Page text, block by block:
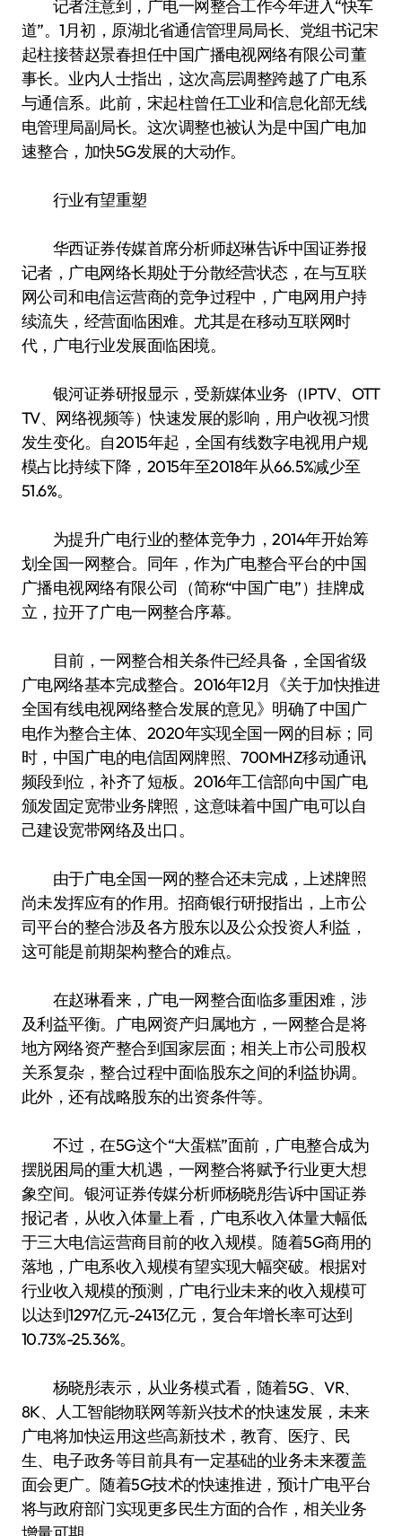
记者注意到，广电一网整合工作今年进入“快车
道”。1月初，原湖北省通信管理局局长、党组书记宋
起柱接替赵景春担任中国广播电视网络有限公司董
事长。业内人士指出，这次高层调整跨越了广电系
与通信系。此前，宋起柱曾任工业和信息化部无线
电管理局副局长。这次调整也被认为是中国广电加
速整合，加快5G发展的大动作。
行业有望重塑
华西证券传媒首席分析师赵琳告诉中国证券报
记者，广电网络长期处于分散经营状态，在与互联
网公司和电信运营商的竞争过程中，广电网用户持
续流失，经营面临困难。尤其是在移动互联网时
代，广电行业发展面临困境。
银河证券研报显示，受新媒体业务（IPTV、OTT
TV、网络视频等）快速发展的影响，用户收视习惯
发生变化。自2015年起，全国有线数字电视用户规
模占比持续下降，2015年至2018年从66.5%减少至
51.6%。
为提升广电行业的整体竞争力，2014年开始筹
划全国一网整合。同年，作为广电整合平台的中国
广播电视网络有限公司（简称“中国广电”）挂牌成
立，拉开了广电一网整合序幕。
目前，一网整合相关条件已经具备，全国省级
广电网络基本完成整合。2016年12月《关于加快推进
全国有线电视网络整合发展的意见》明确了中国广
电作为整合主体、2020年实现全国一网的目标；同
时，中国广电的电信固网牌照、700MHZ移动通讯
频段到位，补齐了短板。2016年工信部向中国广电
颁发固定宽带业务牌照，这意味着中国广电可以自
己建设宽带网络及出口。
由于广电全国一网的整合还未完成，上述牌照
尚未发挥应有的作用。招商银行研报指出，上市公
司平台的整合涉及各方股东以及公众投资人利益，
这可能是前期架构整合的难点。
在赵琳看来，广电一网整合面临多重困难，涉
及利益平衡。广电网资产归属地方，一网整合是将
地方网络资产整合到国家层面；相关上市公司股权
关系复杂，整合过程中面临股东之间的利益协调。
此外，还有战略股东的出资条件等。
不过，在5G这个“大蛋糕”面前，广电整合成为
摆脱困局的重大机遇，一网整合将赋予行业更大想
象空间。银河证券传媒分析师杨晓彤告诉中国证券
报记者，从收入体量上看，广电系收入体量大幅低
于三大电信运营商目前的收入规模。随着5G商用的
落地，广电系收入规模有望实现大幅突破。根据对
行业收入规模的预测，广电行业未来的收入规模可
以达到1297亿元-2413亿元，复合年增长率可达到
10.73%-25.36%。
杨晓彤表示，从业务模式看，随着5G、VR、
8K、人工智能物联网等新兴技术的快速发展，未来
广电将加快运用这些高新技术，教育、医疗、民
生、电子政务等目前具有一定基础的业务未来覆盖
面会更广。随着5G技术的快速推进，预计广电平台
将与政府部门实现更多民生方面的合作，相关业务